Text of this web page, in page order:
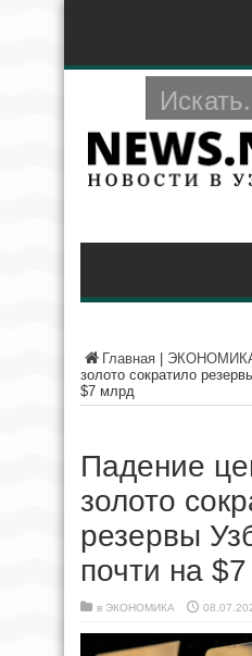
Главная
золото сократило
$7 млрд
Падение
золото
резервы
почти на
в ЭКОНОМИКА